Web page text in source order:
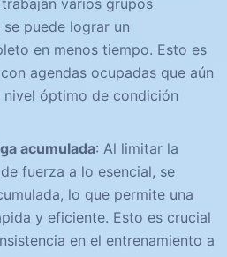
varios grupos
puede lograr un
en menos tiempo. Esto es
agendas ocupadas que aún
nivel óptimo de condición
acumulada: Al limitar la
fuerza a lo esencial, se
lo que permite una
y eficiente. Esto es crucial
en el entrenamiento a